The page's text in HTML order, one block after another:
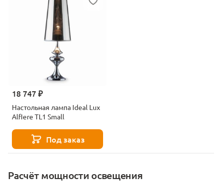
Расчёт мощности освещения
18 747 ₽
Настольная лампа Ideal Lux
AlfIere TL1 Small
Под заказ